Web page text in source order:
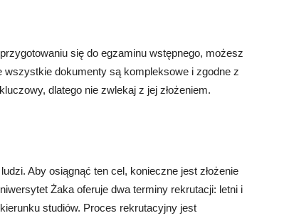
się do egzaminu wstępnego, możesz
wszystkie dokumenty są kompleksowe i zgodne z
dlatego nie zwlekaj z jej złożeniem.
Aby osiągnąć ten cel, konieczne jest złożenie
Żaka oferuje dwa terminy rekrutacji: letni i
studiów. Proces rekrutacyjny jest